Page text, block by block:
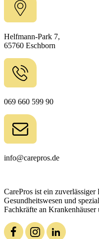
Helfmann-Park 7,
65760 Eschborn
069 660 599 90
info@carepros.de
CarePros ist ein zuverlässiger
Gesundheitswesen und
Fachkräfte an